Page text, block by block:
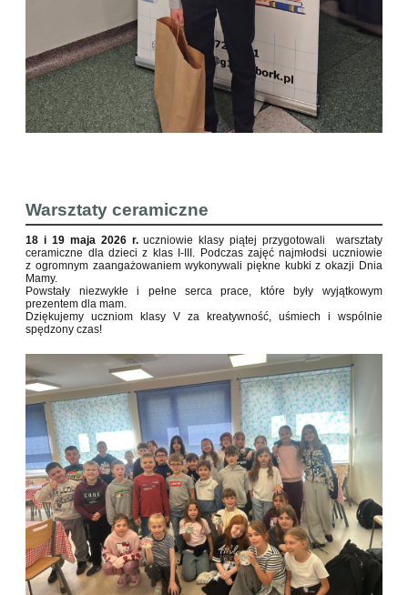
Warsztaty ceramiczne
18 i 19 maja 2026 r.uczniowie klasy piątej przygotowali warsztaty
ceramiczne dla dzieci z klas I-III. Podczas zajęć najmłodsi uczniowie
z ogromnym zaangażowaniem wykonywali piękne kubki z okazji Dnia
Mamy.
Powstały niezwykłe i pełne serca prace, które były wyjątkowym
prezentem dla mam.
Dziękujemy uczniom klasy V za kreatywność, uśmiech i wspólnie
spędzony czas!